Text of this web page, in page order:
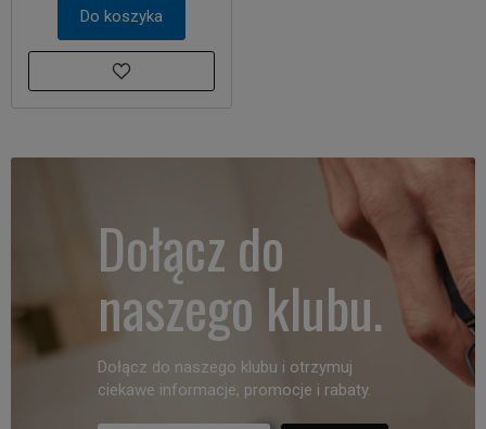
Do koszyka
Dołącz do
naszego klubu.
Dołącz do naszego klubu i otrzymuj
ciekawe informacje, promocje i rabaty.